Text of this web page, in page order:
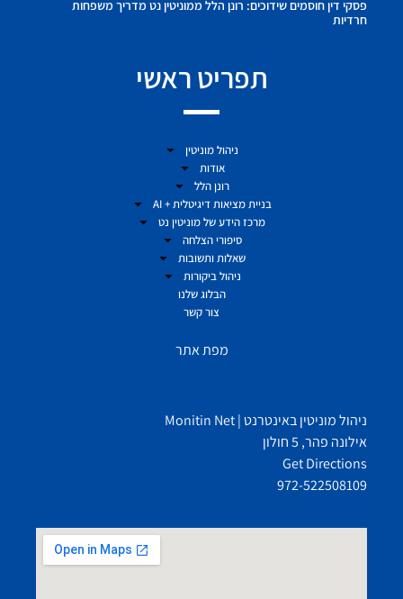
פסקי דין חוסמים שידוכים: רונן הלל ממוניטין נט מדריך משפחות
חרדיות
תפריט ראשי
ניהול מוניטין
אודות
רונן הלל
בניית מציאות דיגיטלית + AI
מרכז הידע של מוניטין נט
סיפורי הצלחה
שאלות ותשובות
ניהול ביקורות
הבלוג שלנו
צור קשר
מפת אתר
ניהול מוניטין באינטרנט | Monitin Net
אילונה פהר, 5 חולון
Get Directions
972-522508109